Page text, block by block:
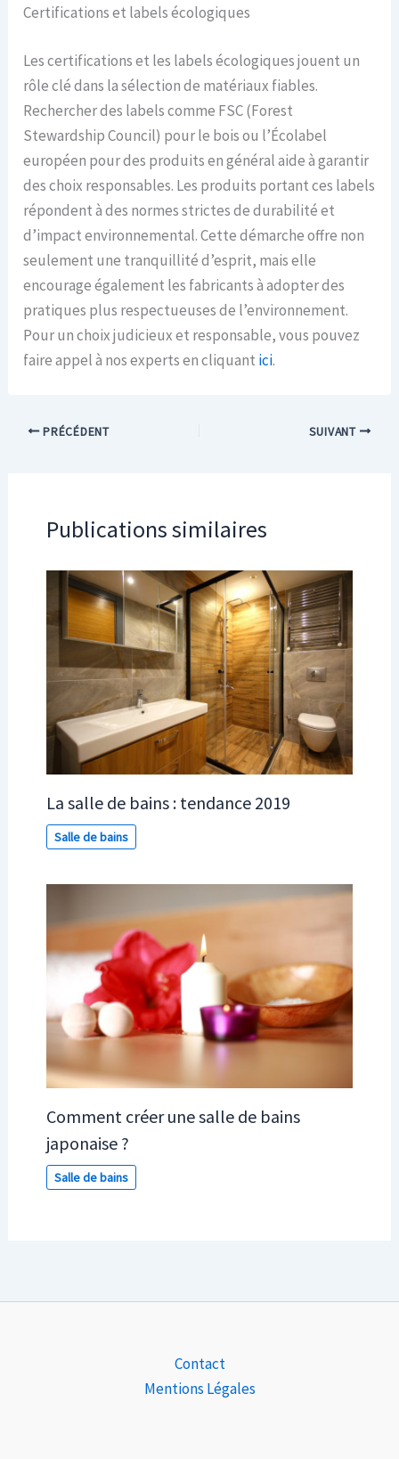
Certifications et labels écologiques
Les certifications et les labels écologiques jouent un
rôle clé dans la sélection de matériaux fiables.
Rechercher des labels comme FSC (Forest
Stewardship Council) pour le bois ou l’Écolabel
européen pour des produits en général aide à garantir
des choix responsables. Les produits portant ces labels
répondent à des normes strictes de durabilité et
d’impact environnemental. Cette démarche offre non
seulement une tranquillité d’esprit, mais elle
encourage également les fabricants à adopter des
pratiques plus respectueuses de l’environnement.
Pour un choix judicieux et responsable, vous pouvez
faire appel à nos experts en cliquant ici.
PRÉCÉDENT SUIVANT
Publications similaires
La salle de bains : tendance 2019
Salle de bains
Comment créer une salle de bains
japonaise ?
Salle de bains
Contact
Mentions Légales